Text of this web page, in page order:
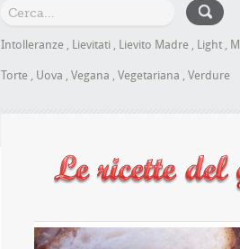
Intolleranze , Lievitati , Lievito Madre , Light ,
Torte , Uova , Vegana , Vegetariana , Verdure